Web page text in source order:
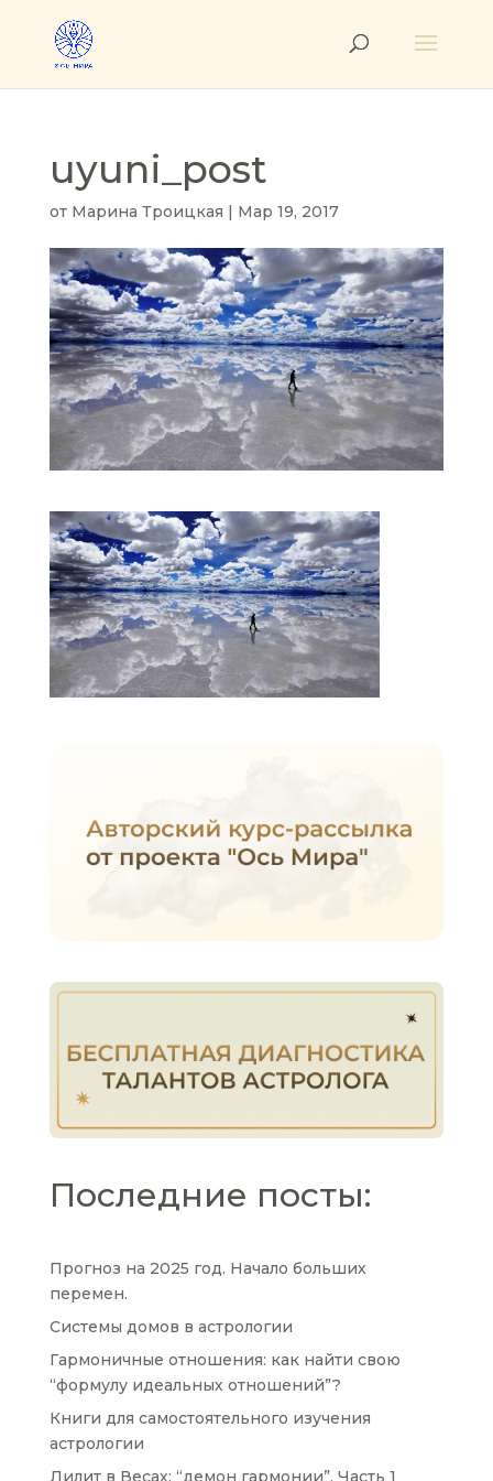
uyuni_post
от Марина Троицкая | Мар 19, 2017
Последние посты:
Прогноз на 2025 год. Начало больших
перемен.
Системы домов в астрологии
Гармоничные отношения: как найти свою
“формулу идеальных отношений”?
Книги для самостоятельного изучения
астрологии
Лилит в Весах: “демон гармонии”. Часть 1